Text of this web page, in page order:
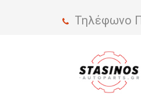
Τηλέφωνο